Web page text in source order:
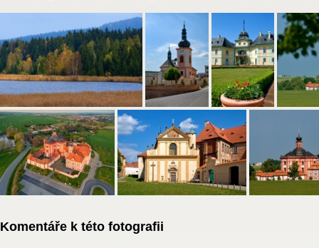
Komentáře k této fotografii